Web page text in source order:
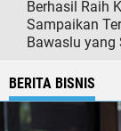
Berhasil Raih
Sampaikan
Bawaslu yang
BERITA BISNIS